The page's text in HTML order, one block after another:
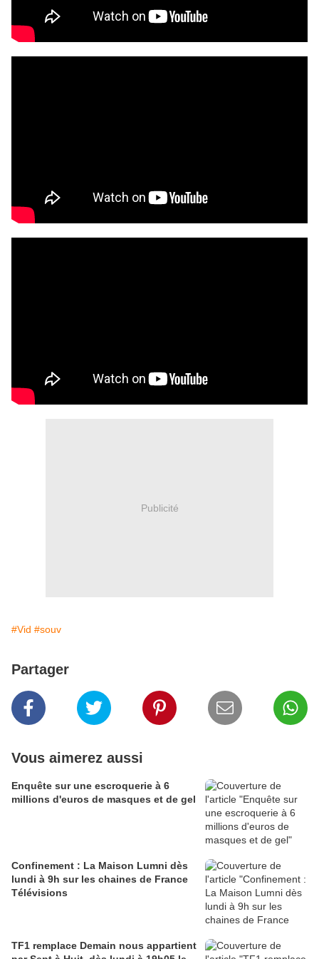
Publicité
#Vid #souv
Partager
Vous aimerez aussi
Enquête sur une escroquerie à 6
millions d'euros de masques et de gel
Confinement : La Maison Lumni dès
lundi à 9h sur les chaines de France
Télévisions
TF1 remplace Demain nous appartient